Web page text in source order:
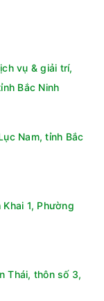
có trẻ em
sử dụng.
10 - 15 cm.
vụ & giải trí,
Bắc Ninh
Nam, tỉnh Bắc
1, Phường
Thái, thôn số 3,